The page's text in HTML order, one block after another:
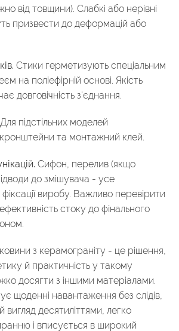
від товщини). Слабкі або нерівні
призвести до деформацій або
Стики герметизують спеціальним
на поліефірній основі. Якість
довговічність з'єднання.
Для підстільних моделей
та монтажний клей.
Сифон, перелив (якщо
до змішувача - усе
виробу. Важливо перевірити
стоку до фінального
з керамограніту - це рішення,
й практичність у такому
досягти з іншими матеріалами.
щоденні навантаження без слідів,
вигляд десятиліттями, легко
і вписується в широкий